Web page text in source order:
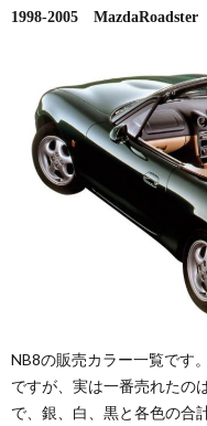
1998-2005
NB8の販売カラー一覧です
ですが、実は一番売れたの
で、銀、白、黒と各色の合